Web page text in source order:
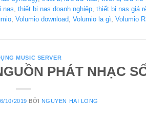
nas thiết bị nas doanh nghiệp thiết bị nas giá
Volumio download Volumio la gì Volumio
MUSIC SERVER
PHÁT NHẠC
10/2019 BỞI NGUYEN HAI LONG